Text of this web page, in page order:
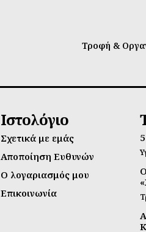
Τροφή &
Ιστολόγιο
Σχετικά με εμάς
Αποποίηση Ευθυνών
Ο λογαριασμός μου
Επικοινωνία